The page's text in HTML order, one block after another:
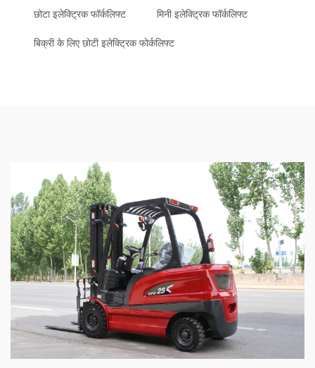
छोटा इलेक्ट्रिक फॉर्कलिफ्ट मिनी इलेक्ट्रिक फॉर्कलिफ्ट
बिक्री के लिए छोटी इलेक्ट्रिक फोर्कलिफ्ट